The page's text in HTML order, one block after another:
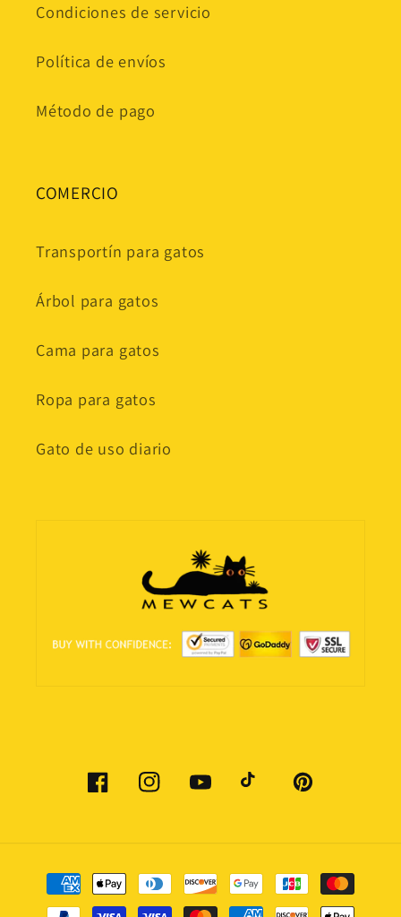
Condiciones de servicio
Política de envíos
Método de pago
COMERCIO
Transportín para gatos
Árbol para gatos
Cama para gatos
Ropa para gatos
Gato de uso diario
FacebookInstagramYouTubeTikTok Pinterest
Formas
de